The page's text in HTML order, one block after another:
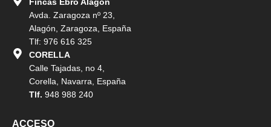
Avda. Zaragoza nº 23,
Alagón, Zaragoza, España
Tlf: 976 616 325
CORELLA
Calle Tajadas, no 4,
Corella, Navarra, España
Tlf. 948 988 240
ACCESO